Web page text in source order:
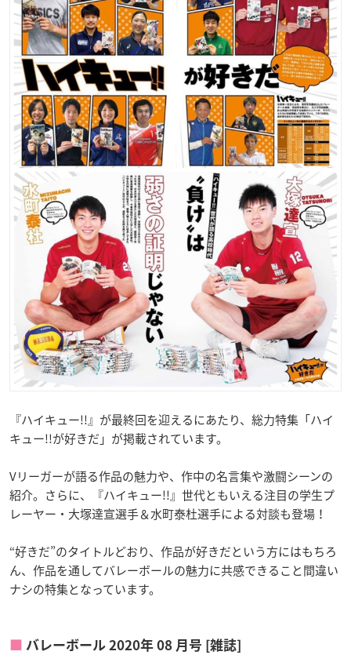
『ハイキュー!!』が最終回を迎えるにあたり、総力特集「ハイ
キュー!!が好きだ」が掲載されています。
Vリーガーが語る作品の魅力や、作中の名言集や激闘シーンの
紹介。さらに、『ハイキュー!!』世代ともいえる注目の学生プ
レーヤー・大塚達宣選手＆水町泰杜選手による対談も登場！
“好きだ”のタイトルどおり、作品が好きだという方にはもちろ
ん、作品を通してバレーボールの魅力に共感できること間違い
ナシの特集となっています。
バレーボール 2020年 08 月号 [雑誌]